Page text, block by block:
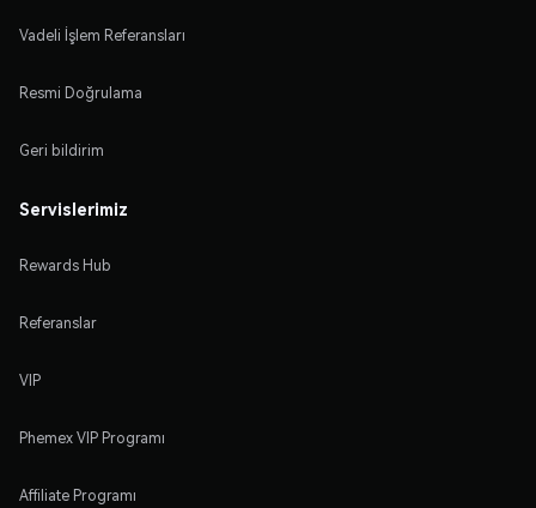
Vadeli İşlem Referansları
Resmi Doğrulama
Geri bildirim
Servislerimiz
Rewards Hub
Referanslar
VIP
Phemex VIP Programı
Affiliate Programı